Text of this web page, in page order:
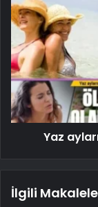
Yaz
İlgili